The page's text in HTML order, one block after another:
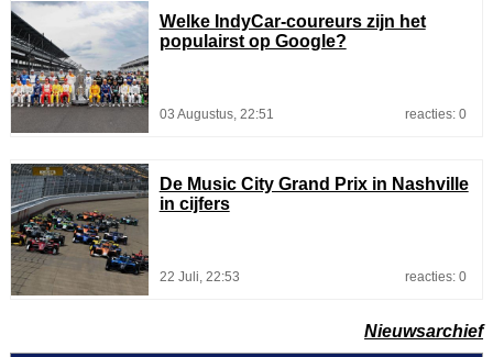
Welke IndyCar-coureurs zijn het
populairst op Google?
03 Augustus, 22:51 reacties: 0
De Music City Grand Prix in Nashville
in cijfers
22 Juli, 22:53 reacties: 0
Nieuwsarchief